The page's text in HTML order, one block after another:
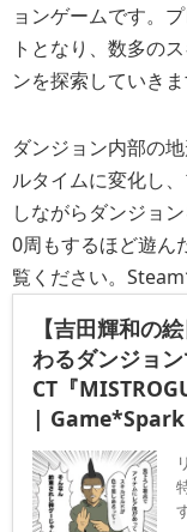
ョンゲームです。
トとなり、数多の
ンを探索していきま
ダンジョン内部の
ルタイムに変化し
しながらダンジョ
0周もするほど遊ん
覧ください。
【吉田輝和の
わるダンジョ
CT『
| Game*Spark